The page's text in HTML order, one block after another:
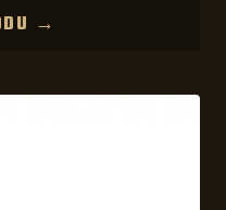
→